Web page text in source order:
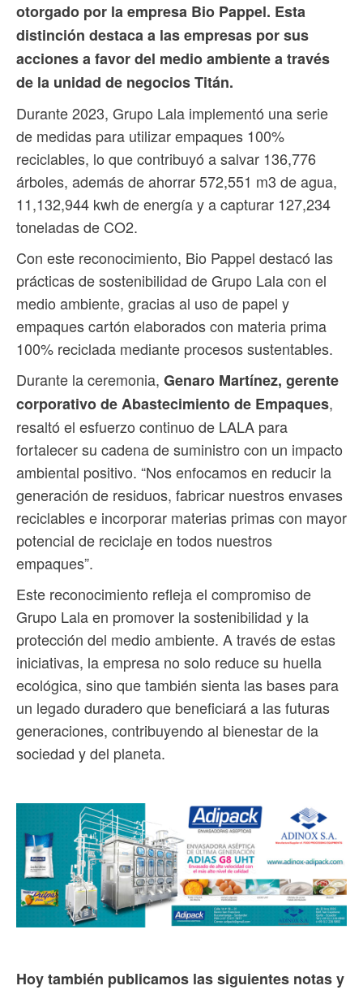
otorgado por la empresa Bio Pappel. Esta
distinción destaca a las empresas por sus
acciones a favor del medio ambiente a través
de la unidad de negocios Titán.
Durante 2023, Grupo Lala implementó una serie
de medidas para utilizar empaques 100%
reciclables, lo que contribuyó a salvar 136,776
árboles, además de ahorrar 572,551 m3 de agua,
11,132,944 kwh de energía y a capturar 127,234
toneladas de CO2.
Con este reconocimiento, Bio Pappel destacó las
prácticas de sostenibilidad de Grupo Lala con el
medio ambiente, gracias al uso de papel y
empaques cartón elaborados con materia prima
100% reciclada mediante procesos sustentables.
Durante la ceremonia, Genaro Martínez, gerente
corporativo de Abastecimiento de Empaques,
resaltó el esfuerzo continuo de LALA para
fortalecer su cadena de suministro con un impacto
ambiental positivo. “Nos enfocamos en reducir la
generación de residuos, fabricar nuestros envases
reciclables e incorporar materias primas con mayor
potencial de reciclaje en todos nuestros
empaques”.
Este reconocimiento refleja el compromiso de
Grupo Lala en promover la sostenibilidad y la
protección del medio ambiente. A través de estas
iniciativas, la empresa no solo reduce su huella
ecológica, sino que también sienta las bases para
un legado duradero que beneficiará a las futuras
generaciones, contribuyendo al bienestar de la
sociedad y del planeta.
Hoy también publicamos las siguientes notas y